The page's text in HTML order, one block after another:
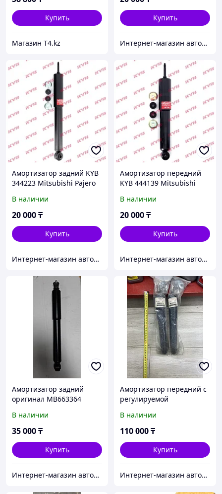
Купить
Магазин T4.kz
Купить
Интернет-магазин автозапчастей Parts-shop.kz
Амортизатор задний KYB
344223 Mitsubishi Pajero
В наличии
20 000₸
Купить
Интернет-магазин автозапчастей Parts-shop.kz
Амортизатор передний
KYB 444139 Mitsubishi
В наличии
20 000₸
Купить
Интернет-магазин автозапчастей Parts-shop.kz
Амортизатор задний
оригинал MB663364
В наличии
35 000₸
Купить
Интернет-магазин автозапчастей Parts-shop.kz
Амортизатор передний с
регулируемой
MB891675/MB891676
Mitsubishi Pajero
В наличии
110 000₸
Купить
Интернет-магазин автозапчастей Parts-shop.kz